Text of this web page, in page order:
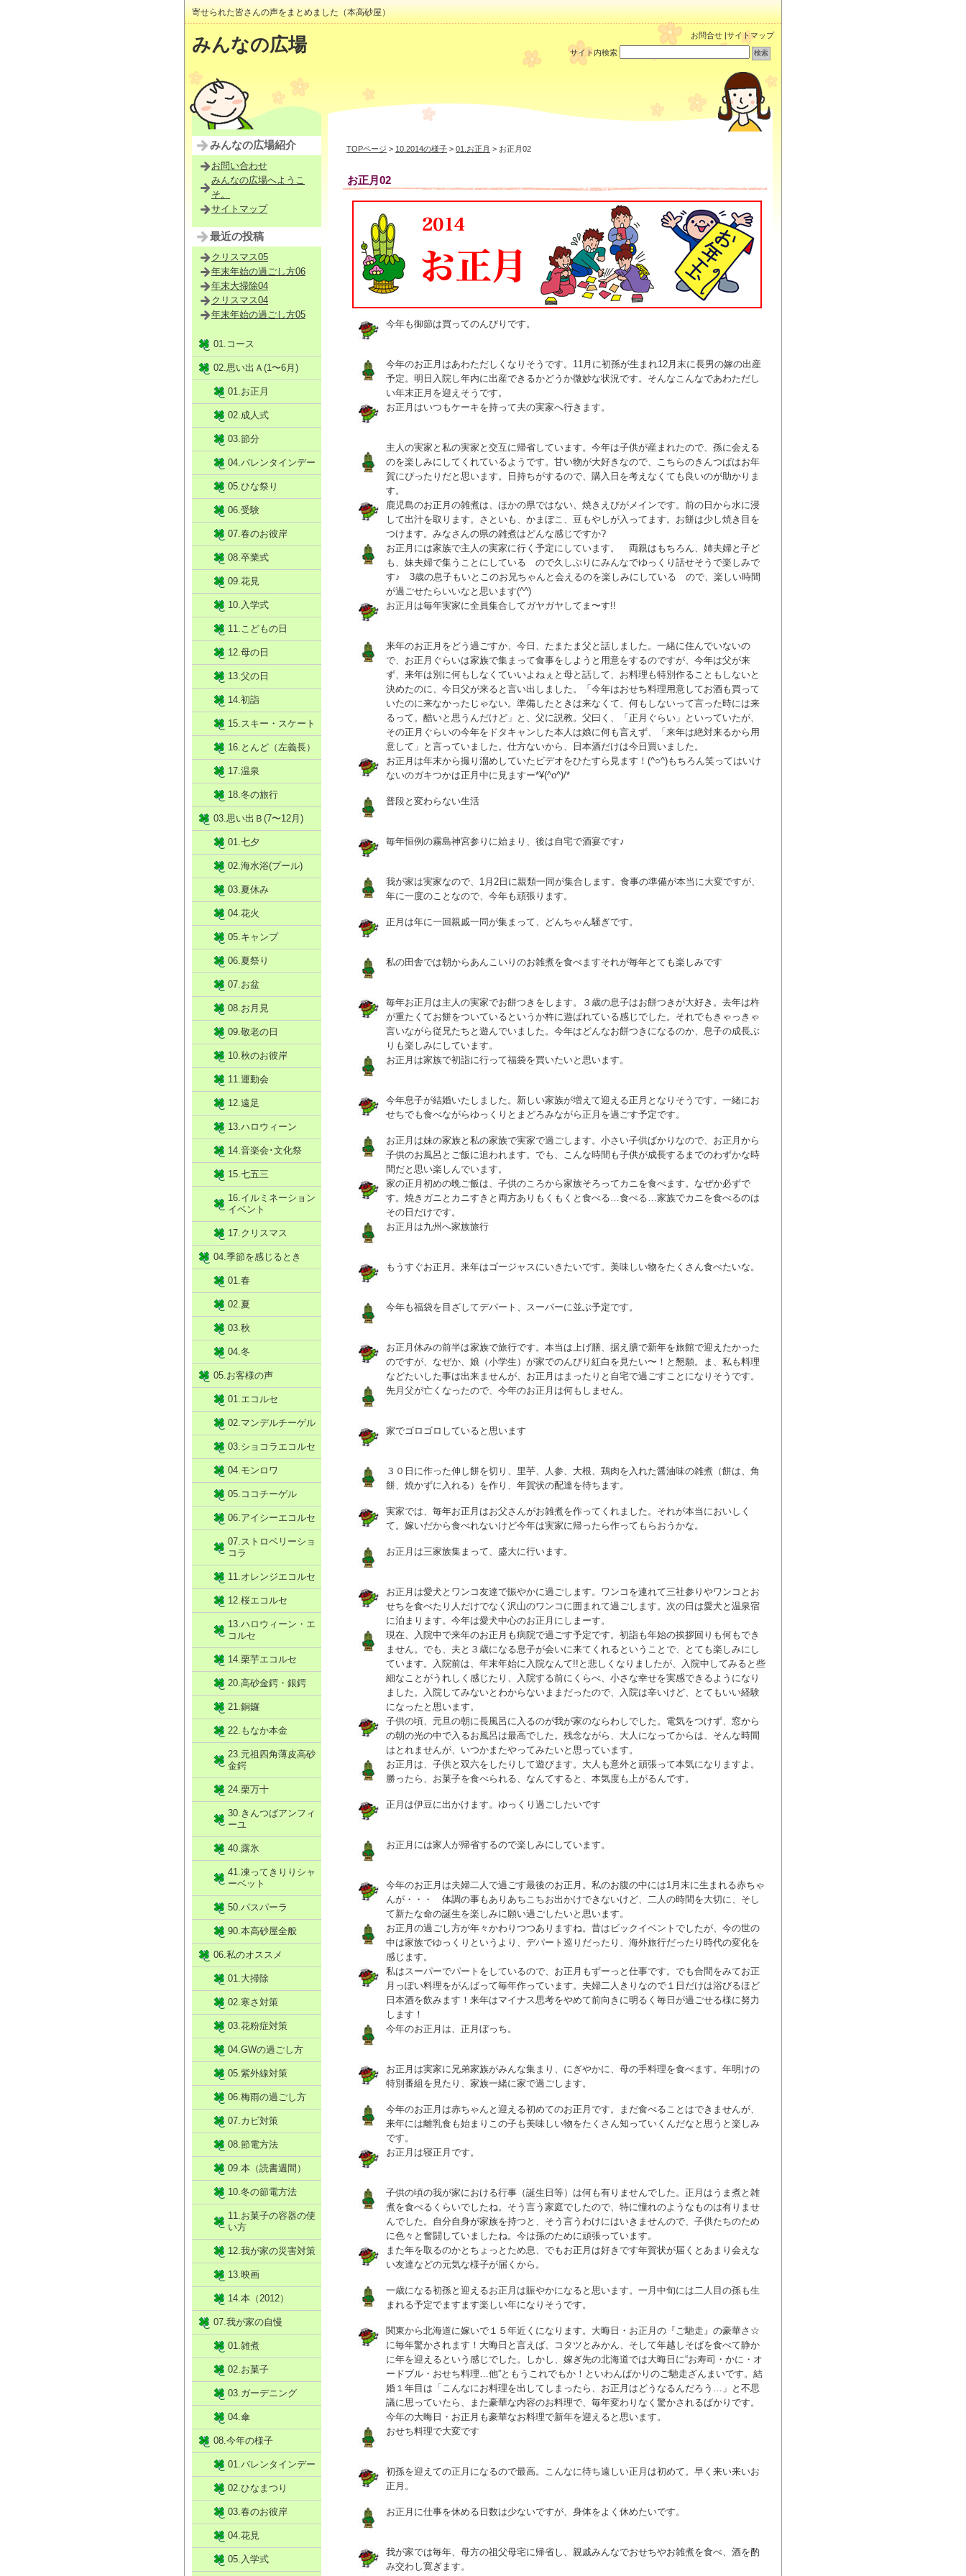
寄せられた皆さんの声をまとめました（本高砂屋）
みんなの広場 お問合せ |サイトマップ
サイト内検索
TOPページ > 10.2014の様子 > 01.お正月 > お正月02
お正月02
今年も御節は買ってのんびりです。
今年のお正月はあわただしくなりそうです。11月に初孫が生まれ12月末に長男の嫁の出産
予定。明日入院し年内に出産できるかどうか微妙な状況です。そんなこんなであわただし
い年末正月を迎えそうです。
お正月はいつもケーキを持って夫の実家へ行きます。
主人の実家と私の実家と交互に帰省しています。今年は子供が産まれたので、孫に会える
のを楽しみにしてくれているようです。甘い物が大好きなので、こちらのきんつばはお年
賀にぴったりだと思います。日持ちがするので、購入日を考えなくても良いのが助かりま
す。
鹿児島のお正月の雑煮は、ほかの県ではない、焼きえびがメインです。前の日から水に浸
して出汁を取ります。さといも、かまぼこ、豆もやしが入ってます。お餅は少し焼き目を
つけます。みなさんの県の雑煮はどんな感じですか?
お正月には家族で主人の実家に行く予定にしています。 両親はもちろん、姉夫婦と子ど
も、妹夫婦で集うことにしている ので久しぶりにみんなでゆっくり話せそうで楽しみで
す♪ 3歳の息子もいとこのお兄ちゃんと会えるのを楽しみにしている ので、楽しい時間
が過ごせたらいいなと思います(^^)
お正月は毎年実家に全員集合してガヤガヤしてま〜す!!
来年のお正月をどう過ごすか、今日、たまたま父と話しました。一緒に住んでいないの
で、お正月ぐらいは家族で集まって食事をしようと用意をするのですが、今年は父が来
ず、来年は別に何もしなくていいよねぇと母と話して、お料理も特別作ることもしないと
決めたのに、今日父が来ると言い出しました。「今年はおせち料理用意してお酒も買って
いたのに来なかったじゃない。準備したときは来なくて、何もしないって言った時には来
るって。酷いと思うんだけど」と、父に説教。父曰く、「正月ぐらい」といっていたが、
その正月ぐらいの今年をドタキャンした本人は娘に何も言えず、「来年は絶対来るから用
意して」と言っていました。仕方ないから、日本酒だけは今日買いました。
お正月は年末から撮り溜めしていたビデオをひたすら見ます！(^○^)もちろん笑ってはいけ
ないのガキつかは正月中に見ますー*¥(^o^)/*
普段と変わらない生活
毎年恒例の霧島神宮参りに始まり、後は自宅で酒宴です♪
我が家は実家なので、1月2日に親類一同が集合します。食事の準備が本当に大変ですが、
年に一度のことなので、今年も頑張ります。
正月は年に一回親戚一同が集まって、どんちゃん騒ぎです。
私の田舎では朝からあんこいりのお雑煮を食べますそれが毎年とても楽しみです
毎年お正月は主人の実家でお餅つきをします。３歳の息子はお餅つきが大好き。去年は杵
が重たくてお餅をついているというか杵に遊ばれている感じでした。それでもきゃっきゃ
言いながら従兄たちと遊んでいました。今年はどんなお餅つきになるのか、息子の成長ぶ
りも楽しみにしています。
お正月は家族で初詣に行って福袋を買いたいと思います。
今年息子が結婚いたしました。新しい家族が増えて迎える正月となりそうです。一緒にお
せちでも食べながらゆっくりとまどろみながら正月を過ごす予定です。
お正月は妹の家族と私の家族で実家で過ごします。小さい子供ばかりなので、お正月から
子供のお風呂とご飯に追われます。でも、こんな時間も子供が成長するまでのわずかな時
間だと思い楽しんでいます。
家の正月初めの晩ご飯は、子供のころから家族そろってカニを食べます。なぜか必ずで
す。焼きガニとカニすきと両方ありもくもくと食べる…食べる…家族でカニを食べるのは
その日だけです。
お正月は九州へ家族旅行
もうすぐお正月。来年はゴージャスにいきたいです。美味しい物をたくさん食べたいな。
今年も福袋を目ざしてデパート、スーパーに並ぶ予定です。
お正月休みの前半は家族で旅行です。本当は上げ膳、据え膳で新年を旅館で迎えたかった
のですが、なぜか、娘（小学生）が家でのんびり紅白を見たい〜！と懇願。ま、私も料理
などたいした事は出来ませんが、お正月はまったりと自宅で過ごすことになりそうです。
先月父が亡くなったので、今年のお正月は何もしません。
家でゴロゴロしていると思います
３０日に作った伸し餅を切り、里芋、人参、大根、鶏肉を入れた醤油味の雑煮（餅は、角
餅、焼かずに入れる）を作り、年賀状の配達を待ちます。
実家では、毎年お正月はお父さんがお雑煮を作ってくれました。それが本当においしく
て。嫁いだから食べれないけど今年は実家に帰ったら作ってもらおうかな。
お正月は三家族集まって、盛大に行います。
お正月は愛犬とワンコ友達で賑やかに過ごします。ワンコを連れて三社参りやワンコとお
せちを食べたり人だけでなく沢山のワンコに囲まれて過ごします。次の日は愛犬と温泉宿
に泊まります。今年は愛犬中心のお正月にしまーす。
現在、入院中で来年のお正月も病院で過ごす予定です。初詣も年始の挨拶回りも何もでき
ません。でも、夫と３歳になる息子が会いに来てくれるということで、とても楽しみにし
ています。入院前は、年末年始に入院なんて!!と悲しくなりましたが、入院中してみると些
細なことがうれしく感じたり、入院する前にくらべ、小さな幸せを実感できるようになり
ました。入院してみないとわからないままだったので、入院は辛いけど、とてもいい経験
になったと思います。
子供の頃、元旦の朝に長風呂に入るのが我が家のならわしでした。電気をつけず、窓から
の朝の光の中で入るお風呂は最高でした。残念ながら、大人になってからは、そんな時間
はとれませんが、いつかまたやってみたいと思っています。
お正月は、子供と双六をしたりして遊びます。大人も意外と頑張って本気になりますよ。
勝ったら、お菓子を食べられる、なんてすると、本気度も上がるんです。
正月は伊豆に出かけます。ゆっくり過ごしたいです
お正月には家人が帰省するので楽しみにしています。
今年のお正月は夫婦二人で過ごす最後のお正月。私のお腹の中には1月末に生まれる赤ちゃ
んが・・・ 体調の事もありあちこちお出かけできないけど、二人の時間を大切に、そし
て新たな命の誕生を楽しみに願い過ごしたいと思います。
お正月の過ごし方が年々かわりつつありますね。昔はビックイベントでしたが、今の世の
中は家族でゆっくりというより、デパート巡りだったり、海外旅行だったり時代の変化を
感じます。
私はスーパーでパートをしているので、お正月もずーっと仕事です。でも合間をみてお正
月っぽい料理をがんばって毎年作っています。夫婦二人きりなので１日だけは浴びるほど
日本酒を飲みます！来年はマイナス思考をやめて前向きに明るく毎日が過ごせる様に努力
します！
今年のお正月は、正月ぼっち。
お正月は実家に兄弟家族がみんな集まり、にぎやかに、母の手料理を食べます。年明けの
特別番組を見たり、家族一緒に家で過ごします。
今年のお正月は赤ちゃんと迎える初めてのお正月です。まだ食べることはできませんが、
来年には離乳食も始まりこの子も美味しい物をたくさん知っていくんだなと思うと楽しみ
です。
お正月は寝正月です。
子供の頃の我が家における行事（誕生日等）は何も有りませんでした。正月はうま煮と雑
煮を食べるくらいでしたね。そう言う家庭でしたので、特に憧れのようなものは有りませ
んでした。自分自身が家族を持つと、そう言うわけにはいきませんので、子供たちのため
に色々と奮闘していましたね。今は孫のために頑張っています。
また年を取るのかとちょっとため息、でもお正月は好きです年賀状が届くとあまり会えな
い友達などの元気な様子が届くから。
一歳になる初孫と迎えるお正月は賑やかになると思います。一月中旬には二人目の孫も生
まれる予定でますます楽しい年になりそうです。
関東から北海道に嫁いで１５年近くになります。大晦日・お正月の『ご馳走』の豪華さ☆
に毎年驚かされます！大晦日と言えば、コタツとみかん、そして年越しそばを食べて静か
に年を迎えるという感じでした。しかし、嫁ぎ先の北海道では大晦日に“お寿司・かに・オ
ードブル・おせち料理…他”ともうこれでもか！といわんばかりのご馳走ざんまいです。結
婚１年目は「こんなにお料理を出してしまったら、お正月はどうなるんだろう…」と不思
議に思っていたら、また豪華な内容のお料理で、毎年変わりなく驚かされるばかりです。
今年の大晦日・お正月も豪華なお料理で新年を迎えると思います。
おせち料理で大変です
初孫を迎えての正月になるので最高。こんなに待ち遠しい正月は初めて。早く来い来いお
正月。
お正月に仕事を休める日数は少ないですが、身体をよく休めたいです。
我が家では毎年、母方の祖父母宅に帰省し、親戚みんなでおせちやお雑煮を食べ、酒を酌
み交わし寛ぎます。
みんなの広場紹介
お問い合わせ
みんなの広場へようこ
そ。
サイトマップ
最近の投稿
クリスマス05
年末年始の過ごし方06
年末大掃除04
クリスマス04
年末年始の過ごし方05
01.コース
02.思い出Ａ(1〜6月)
01.お正月
02.成人式
03.節分
04.バレンタインデー
05.ひな祭り
06.受験
07.春のお彼岸
08.卒業式
09.花見
10.入学式
11.こどもの日
12.母の日
13.父の日
14.初詣
15.スキー・スケート
16.とんど（左義長）
17.温泉
18.冬の旅行
03.思い出Ｂ(7〜12月)
01.七夕
02.海水浴(プール)
03.夏休み
04.花火
05.キャンプ
06.夏祭り
07.お盆
08.お月見
09.敬老の日
10.秋のお彼岸
11.運動会
12.遠足
13.ハロウィーン
14.音楽会･文化祭
15.七五三
16.イルミネーション
イベント
17.クリスマス
04.季節を感じるとき
01.春
02.夏
03.秋
04.冬
05.お客様の声
01.エコルセ
02.マンデルチーゲル
03.ショコラエコルセ
04.モンロワ
05.ココチーゲル
06.アイシーエコルセ
07.ストロベリーショ
コラ
11.オレンジエコルセ
12.桜エコルセ
13.ハロウィーン・エ
コルセ
14.栗芋エコルセ
20.高砂金鍔・銀鍔
21.銅鑼
22.もなか本金
23.元祖四角薄皮高砂
金鍔
24.栗万十
30.きんつばアンフィ
ーユ
40.露氷
41.凍ってきりりシャ
ーベット
50.パスパーラ
90.本高砂屋全般
06.私のオススメ
01.大掃除
02.寒さ対策
03.花粉症対策
04.GWの過ごし方
05.紫外線対策
06.梅雨の過ごし方
07.カビ対策
08.節電方法
09.本（読書週間）
10.冬の節電方法
11.お菓子の容器の使
い方
12.我が家の災害対策
13.映画
14.本（2012）
07.我が家の自慢
01.雑煮
02.お菓子
03.ガーデニング
04.傘
08.今年の様子
01.バレンタインデー
02.ひなまつり
03.春のお彼岸
04.花見
05.入学式